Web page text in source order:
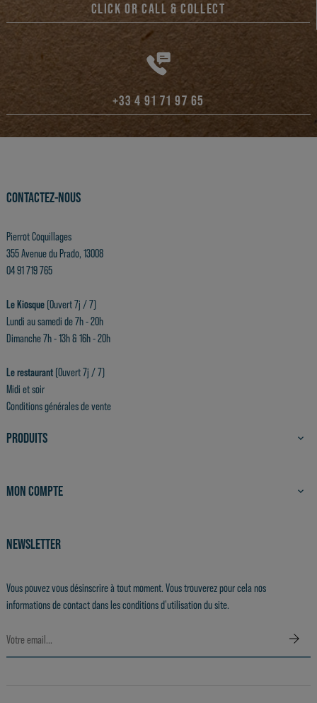
CLICK OR CALL & COLLECT
+33 4 91 71 97 65
CONTACTEZ-NOUS
Pierrot Coquillages
355 Avenue du Prado, 13008
04 91 719 765
Le Kiosque (Ouvert 7j / 7)
Lundi au samedi de 7h - 20h
Dimanche 7h - 13h & 16h - 20h
Le restaurant (Ouvert 7j / 7)
Midi et soir
Conditions générales de vente
PRODUITS 
MON COMPTE 
NEWSLETTER
Vous pouvez vous désinscrire à tout moment. Vous trouverez pour cela nos
informations de contact dans les conditions d'utilisation du site.